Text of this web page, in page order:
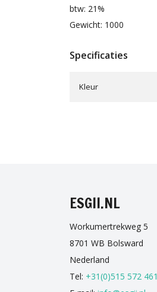
btw: 21%
Gewicht: 1000
Specificaties
Kleur
ESGII.NL
Workumertrekweg 5
8701 WB Bolsward
Nederland
Tel: +31(0)515 572 461